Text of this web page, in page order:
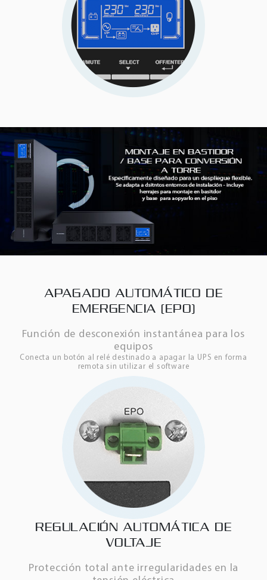
APAGADO AUTOMÁTICO DE
EMERGENCIA (EPO)
Función de desconexión instantánea para los
equipos
Conecta un botón al relé destinado a apagar la UPS en forma
remota sin utilizar el software
REGULACIÓN AUTOMÁTICA DE
VOLTAJE
Protección total ante irregularidades en la